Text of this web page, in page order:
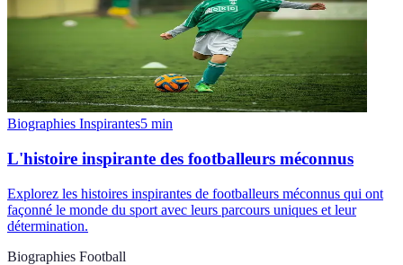
Biographies Inspirantes5 min
L'histoire inspirante des footballeurs méconnus
Explorez les histoires inspirantes de footballeurs méconnus qui ont
façonné le monde du sport avec leurs parcours uniques et leur
détermination.
Biographies Football